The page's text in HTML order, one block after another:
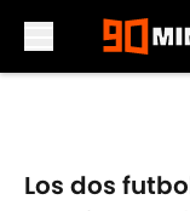
Los dos